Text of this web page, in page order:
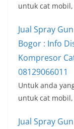
untuk cat
Jual Spray
Bogor : Info
Kompresor
08129066011
Untuk anda
untuk cat
Jual Spray